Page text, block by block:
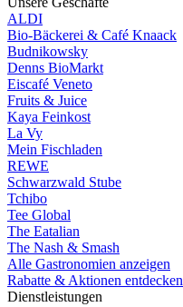
ALDI
Bio-Bäckerei & Café Knaack
Budnikowsky
Denns BioMarkt
Eiscafé Veneto
Fruits & Juice
Kaya Feinkost
La Vy
Mein Fischladen
REWE
Schwarzwald Stube
Tchibo
Tee Global
The Eatalian
The Nash & Smash
Alle Gastronomien anzeigen
Rabatte & Aktionen entdecken
Dienstleistungen